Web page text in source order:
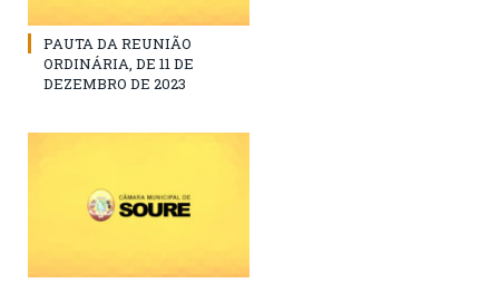
PAUTA DA REUNIÃO
ORDINÁRIA, DE 11 DE
DEZEMBRO DE 2023